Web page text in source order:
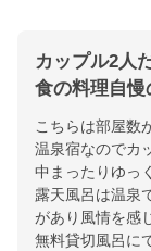
カップル2人
食の料理自慢
こちらは部屋数
温泉宿なのでカ
中まったりゆっ
露天風呂は温泉
があり風情を感
無料貸切風呂に